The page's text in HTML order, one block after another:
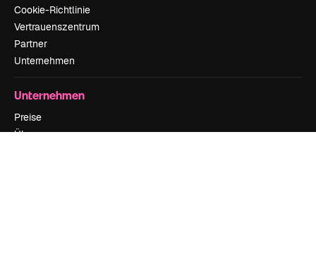
Cookie-Richtlinie
Vertrauenszentrum
Partner
Unternehmen
Unternehmen
Preise
Über uns